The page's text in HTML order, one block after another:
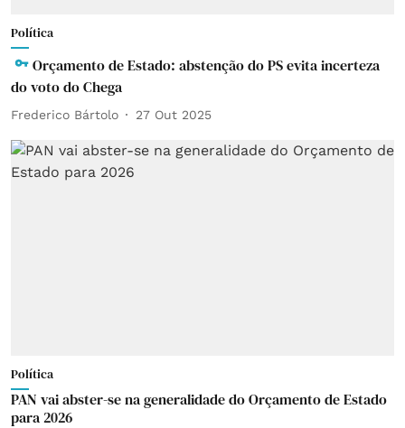
Política
Orçamento de Estado: abstenção do PS evita incerteza
do voto do Chega
Frederico Bártolo 27 Out 2025
Política
PAN vai abster-se na generalidade do Orçamento de Estado
para 2026